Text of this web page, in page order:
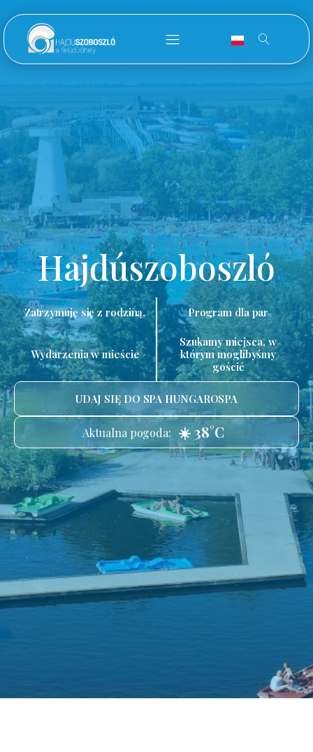
Hajdúszoboszló
Zatrzymuję się z rodziną. Program dla par
Wydarzenia w mieście
Szukamy miejsca, w
którym moglibyśmy
gościć
UDAJ SIĘ DO SPA HUNGAROSPA
Aktualna pogoda: ☀️ 38°C